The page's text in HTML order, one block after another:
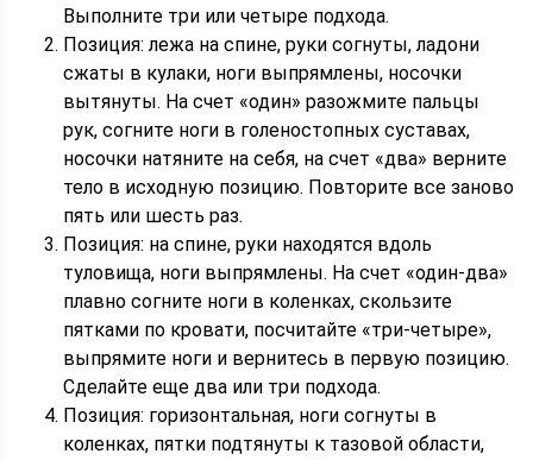
Выполните три или четыре подхода.
Позиция: лежа на спине, руки согнуты, ладони
сжаты в кулаки, ноги выпрямлены, носочки
вытянуты. На счет «один» разожмите пальцы
рук, согните ноги в голеностопных суставах,
носочки натяните на себя, на счет «два» верните
тело в исходную позицию. Повторите все заново
пять или шесть раз.
Позиция: на спине, руки находятся вдоль
туловища, ноги выпрямлены. На счет «один-два»
плавно согните ноги в коленках, скользите
пятками по кровати, посчитайте «три-четыре»,
выпрямите ноги и вернитесь в первую позицию.
Сделайте еще два или три подхода.
Позиция: горизонтальная, ноги согнуты в
коленках, пятки подтянуты к тазовой области,